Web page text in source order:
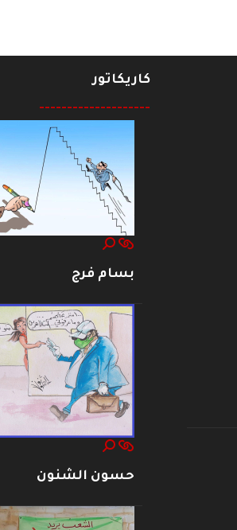
كاريكاتور
--------------------
بسام فرج
حسون الشنون